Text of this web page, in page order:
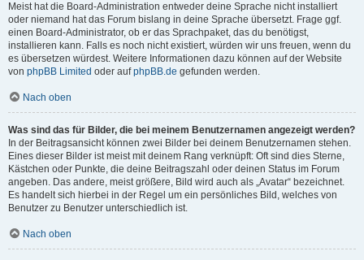
Meist hat die Board-Administration entweder deine Sprache nicht installiert
oder niemand hat das Forum bislang in deine Sprache übersetzt. Frage ggf.
einen Board-Administrator, ob er das Sprachpaket, das du benötigst,
installieren kann. Falls es noch nicht existiert, würden wir uns freuen, wenn du
es übersetzen würdest. Weitere Informationen dazu können auf der Website
von phpBB Limited oder aufphpBB.de gefunden werden.
Nach oben
Was sind das für Bilder, die bei meinem Benutzernamen angezeigt werden?
In der Beitragsansicht können zwei Bilder bei deinem Benutzernamen stehen.
Eines dieser Bilder ist meist mit deinem Rang verknüpft: Oft sind dies Sterne,
Kästchen oder Punkte, die deine Beitragszahl oder deinen Status im Forum
angeben. Das andere, meist größere, Bild wird auch als „Avatar“ bezeichnet.
Es handelt sich hierbei in der Regel um ein persönliches Bild, welches von
Benutzer zu Benutzer unterschiedlich ist.
Nach oben